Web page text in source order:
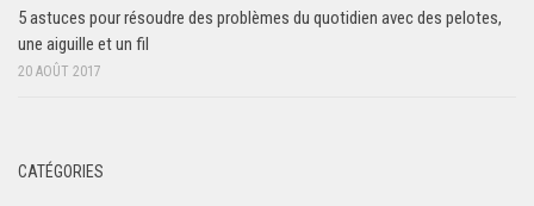
5 astuces pour résoudre des problèmes du quotidien avec des pelotes,
une aiguille et un fil
20 AOÛT 2017
CATÉGORIES